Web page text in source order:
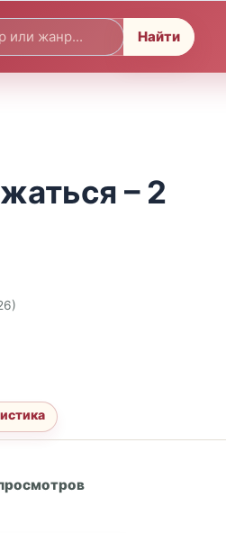
Найти
– 2